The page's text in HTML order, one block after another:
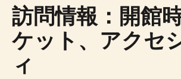
訪問情報：開館
ケット、アクセ
ィ